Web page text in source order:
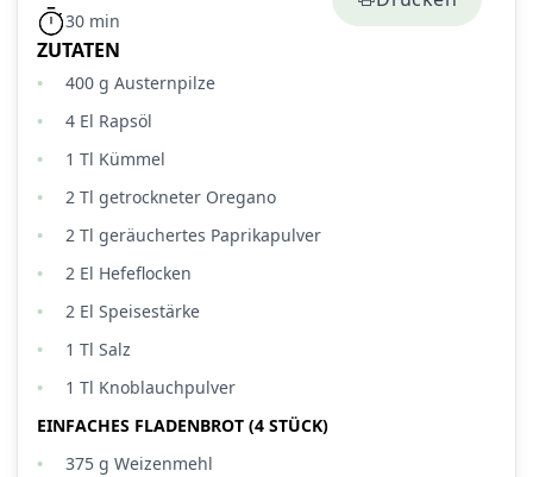
30 min
ZUTATEN
400 g Austernpilze
4 El Rapsöl
1 Tl Kümmel
2 Tl getrockneter Oregano
2 Tl geräuchertes Paprikapulver
2 El Hefeflocken
2 El Speisestärke
1 Tl Salz
1 Tl Knoblauchpulver
EINFACHES FLADENBROT (4 STÜCK)
375 g Weizenmehl